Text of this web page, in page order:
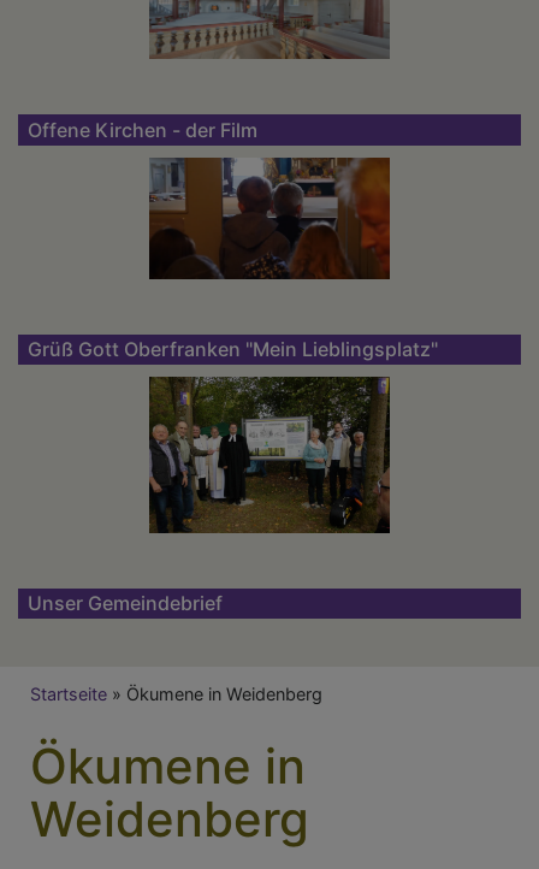
Offene Kirchen - der Film
Grüß Gott Oberfranken "Mein Lieblingsplatz"
Unser Gemeindebrief
Breadcrumb
Startseite Ökumene in Weidenberg
Ökumene in
Weidenberg